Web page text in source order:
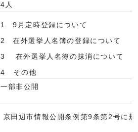
4人
1 9月定時登録について
2 在外選挙人名簿の登録について
3 在外選挙人名簿の抹消について
4 その他
一部非公開
京田辺市情報公開条例第9条第2号に